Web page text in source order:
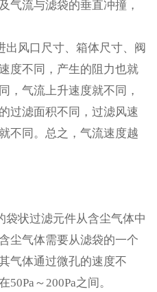
气流与滤袋的垂直冲撞，
风口尺寸、箱体尺寸、阀
度不同，产生的阻力也就
，气流上升速度就不同，
过滤面积不同，过滤风速
不同。总之，气流速度越
状过滤元件从含尘气体中
尘气体需要从滤袋的一个
气体通过微孔的速度不
～200Pa之间。